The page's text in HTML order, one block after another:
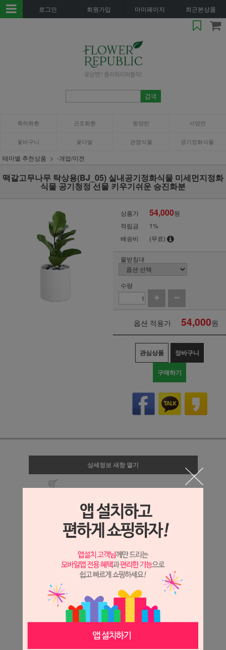
로그인 회원가입 마이페이지 최근본상품
축하화환 근조화환 동양란 서양란
꽃바구니 꽃다발 관엽식물 공기정화식물
테마별 추천상품 -개업/이전
떡갈고무나무 탁상용(BJ_05) 실내공기정화식물 미세먼지정화
식물 공기청정 선물 키우기쉬운 승진화분
상품가 54,000원
적립금
1%
배송비
(무료)
물받침대
수량
옵션 적용가 54,000원
관심상품 장바구니
구매하기
상세정보 새창 열기